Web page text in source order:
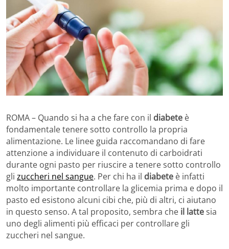
ROMA – Quando si ha a che fare con il diabete è
fondamentale tenere sotto controllo la propria
alimentazione. Le linee guida raccomandano di fare
attenzione a individuare il contenuto di carboidrati
durante ogni pasto per riuscire a tenere sotto controllo
gli zuccheri nel sangue. Per chi ha il diabete è infatti
molto importante controllare la glicemia prima e dopo il
pasto ed esistono alcuni cibi che, più di altri, ci aiutano
in questo senso. A tal proposito, sembra che il lattesia
uno degli alimenti più efficaci per controllare gli
zuccheri nel sangue.